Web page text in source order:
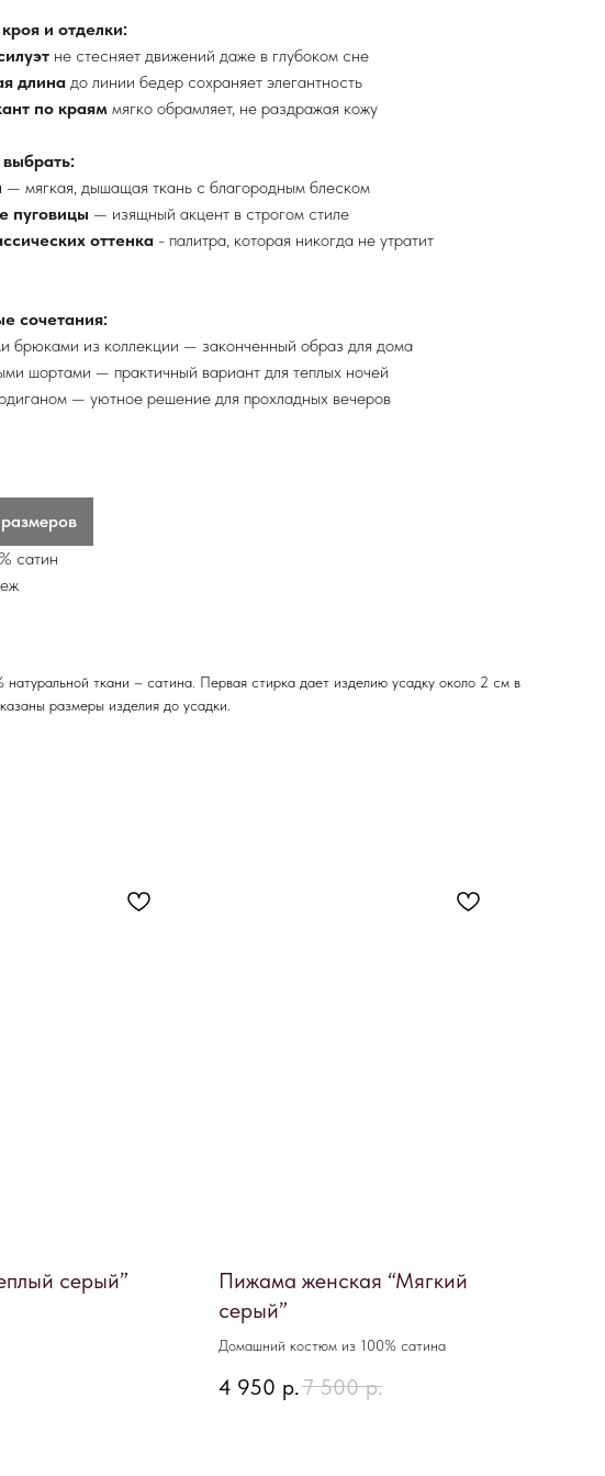
и отделки:
не стесняет движений даже в глубоком сне
длина до линии бедер сохраняет элегантность
по краям мягко обрамляет, не раздражая кожу
— мягкая, дышащая ткань с благородным блеском
пуговицы — изящный акцент в строгом стиле
оттенка - палитра, которая никогда не утратит
сочетания:
брюками из коллекции — законченный образ для дома
шортами — практичный вариант для теплых ночей
— уютное решение для прохладных вечеров
сатин
ткани – сатина. Первая стирка дает изделию усадку около 2 см в
размеры изделия до усадки.
серый”
Пижама женская “Мягкий
серый”
Домашний костюм из 100% сатина
4 950 р.7 500 р.